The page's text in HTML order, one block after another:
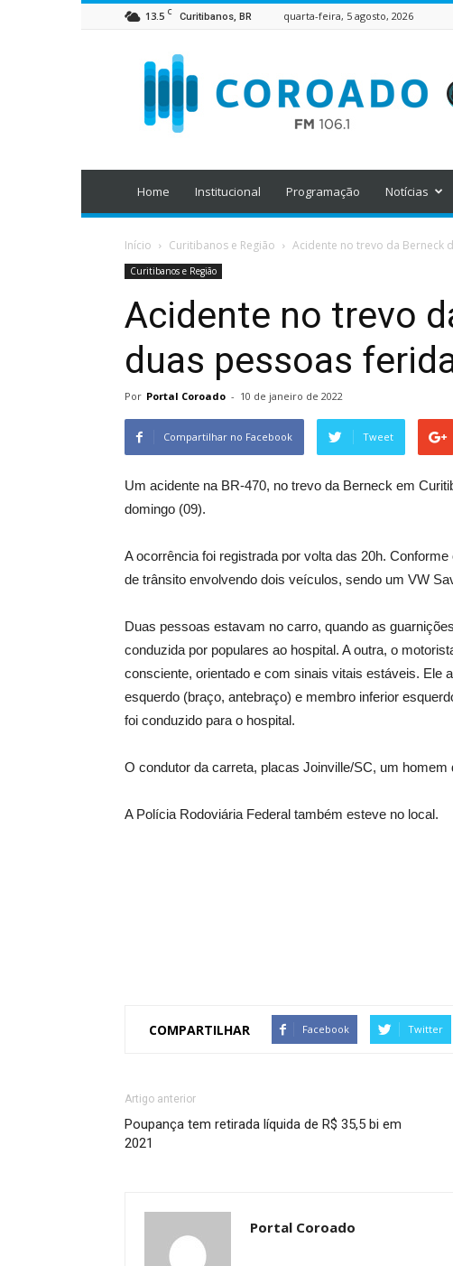
13.5 C Curitibanos, BR quarta-feira, 5 agosto, 2026
Home Institucional Programação Notícias
Início Curitibanos e Região Acidente no trevo da Berneck
Curitibanos e Região
Acidente no trevo
duas pessoas
Por Portal Coroado - 10 de janeiro de 2022
Compartilhar no Facebook Tweet
Um acidente na BR-470, no trevo da Berneck em
domingo (09).
A ocorrência foi registrada por volta das 20h.
de trânsito envolvendo dois veículos, sendo um VW
Duas pessoas estavam no carro, quando as
conduzida por populares ao hospital. A outra, o
consciente, orientado e com sinais vitais estáveis. Ele
esquerdo (braço, antebraço) e membro inferior
foi conduzido para o hospital.
O condutor da carreta, placas Joinville/SC, um homem
A Polícia Rodoviária Federal também esteve no local.
COMPARTILHAR Facebook Twitter
Artigo anterior
Poupança tem retirada líquida de R$ 35,5 bi em
2021
Portal Coroado